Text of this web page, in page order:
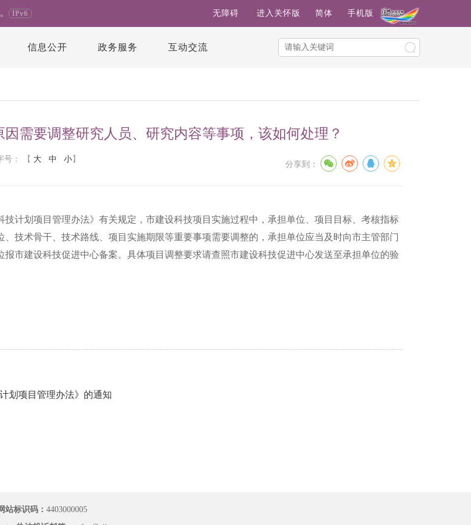
IPv6 无障碍 进入关怀版 简体 手机版
信息公开 政务服务 互动交流
需要调整研究人员、研究内容等事项，该如何处理？
号： 【 大 中 小 】
分享到：
划项目管理办法》有关规定，市建设科技项目实施过程中，承担单位、项目目标、考核指标
技术骨干、技术路线、项目实施期限等重要事项需要调整的，承担单位应当及时向市主管部门
市建设科技促进中心备案。具体项目调整要求请查照市建设科技促进中心发送至承担单位的验
划项目管理办法》的通知
站标识码： 4403000005